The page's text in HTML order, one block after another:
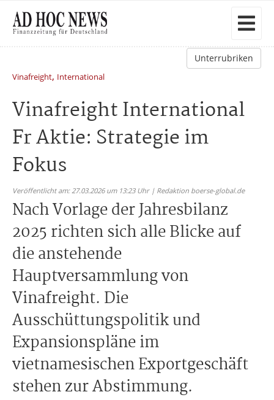
Unterrubriken
Vinafreight, International
Vinafreight International
Fr Aktie: Strategie im
Fokus
Veröffentlicht am: 27.03.2026 um 13:23 Uhr | Redaktion boerse-global.de
Nach Vorlage der Jahresbilanz
2025 richten sich alle Blicke auf
die anstehende
Hauptversammlung von
Vinafreight. Die
Ausschüttungspolitik und
Expansionspläne im
vietnamesischen Exportgeschäft
stehen zur Abstimmung.